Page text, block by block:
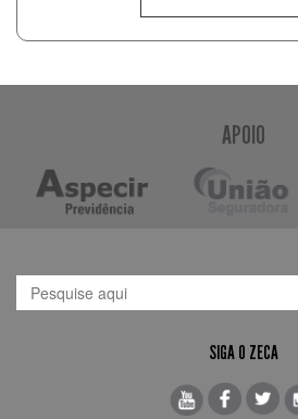
APOIO
SIGA O ZECA